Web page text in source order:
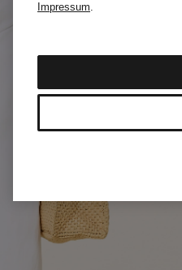
Impressum.